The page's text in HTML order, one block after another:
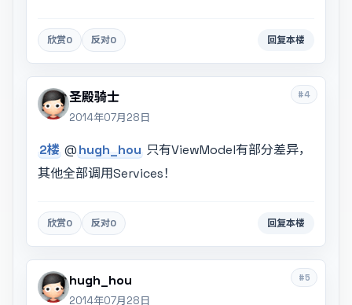
欣赏0 反对0 回复本楼
#4
圣殿骑士
2014年07月28日
2楼@hugh_hou 只有ViewModel有部分差异，
其他全部调用Services！
欣赏0 反对0 回复本楼
#5
hugh_hou
2014年07月28日